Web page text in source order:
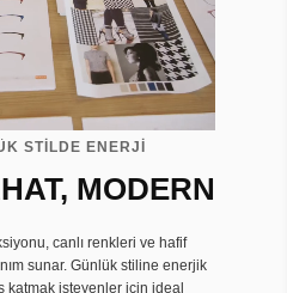
STİLDE ENERJİ
MODERN
canlı renkleri ve hafif
sunar. Günlük stiline enerjik
katmak isteyenler için ideal